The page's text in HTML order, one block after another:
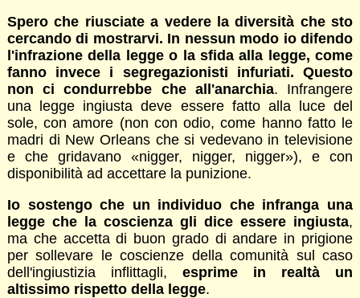
Spero che riusciate a vedere la diversità che sto
cercando di mostrarvi. In nessun modo io difendo
l'infrazione della legge o la sfida alla legge, come
fanno invece i segregazionisti infuriati. Questo
non ci condurrebbe che all'anarchia. Infrangere
una legge ingiusta deve essere fatto alla luce del
sole, con amore (non con odio, come hanno fatto le
madri di New Orleans che si vedevano in televisione
e che gridavano «nigger, nigger, nigger»), e con
disponibilità ad accettare la punizione.
Io sostengo che un individuo che infranga una
legge che la coscienza gli dice essere ingiusta,
ma che accetta di buon grado di andare in prigione
per sollevare le coscienze della comunità sul caso
dell'ingiustizia inflittagli, esprime in realtà un
altissimo rispetto della legge.